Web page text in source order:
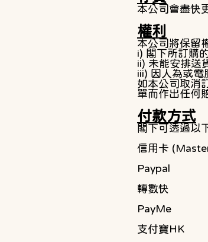
本公司會盡快
權利
本公司將保留
​i) 閣下所訂購
ii) 未能安排送
iii) 因人為或電
如本公司取消
單而作出任何
付款方式
閣下可透過以
信用卡
Paypal
轉數快
PayMe
支付寶HK